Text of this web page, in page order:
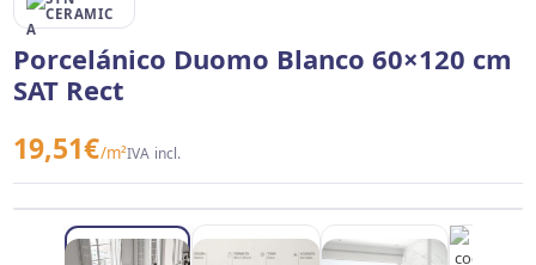
STN CERAMICA
Porcelánico Duomo Blanco 60×120 cm
SAT Rect
19,51€/m²IVA incl.